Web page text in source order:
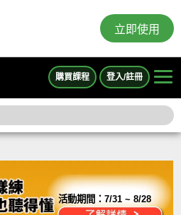
立即使用
購買課程 登入/註冊
活動期間：7/31 ~ 8/28